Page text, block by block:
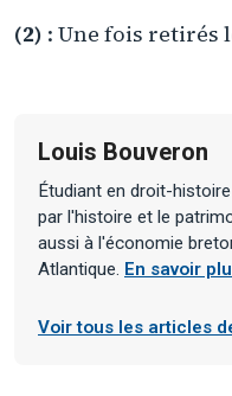
(2) : Une fois retirés
Louis Bouveron
Étudiant en droit-
par l'histoire et le
aussi à l'économie
Atlantique. En savoir
Voir tous les articles